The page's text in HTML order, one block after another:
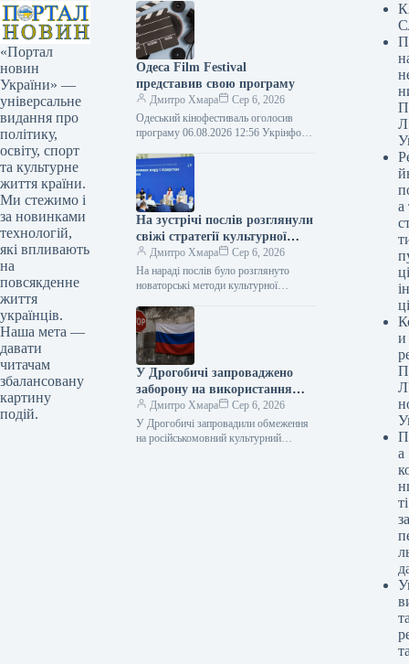
«Портал
новин
України» —
універсальне
видання про
політику,
освіту, спорт
та культурне
життя країни.
Ми стежимо і
за новинками
технологій,
які впливають
на
повсякденне
життя
українців.
Наша мета —
давати
читачам
збалансовану
картину
подій.
Одеса Film Festival
представив свою програму
Дмитро Хмара
Сер 6, 2026
Одеський кінофестиваль оголосив
програму 06.08.2026 12:56 Укрінформ
XVII Одеського міжнародного
кінофестивалю (ОМКФ), котрий
відбудеться у Києві з…
На зустрічі послів розглянули
свіжі стратегії культурної
дипломатії
Дмитро Хмара
Сер 6, 2026
На нараді послів було розглянуто
новаторські методи культурної
Укрінформ Україна має намір
активніше застосовувати інструменти
«м’якої…
У Дрогобичі запроваджено
заборону на використання
російськомовного культурного
продукту
Дмитро Хмара
Сер 6, 2026
У Дрогобичі запровадили обмеження
на російськомовний культурний
Л
а
ці
и
а